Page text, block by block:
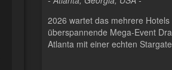
2026 wartet das mehrere Hotels
überspannende Mega-Event
Atlanta mit einer echten